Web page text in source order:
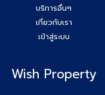
บริการอื่นๆ
เกี่ยวกับเรา
เข้าสู่ระบบ
Wish Property